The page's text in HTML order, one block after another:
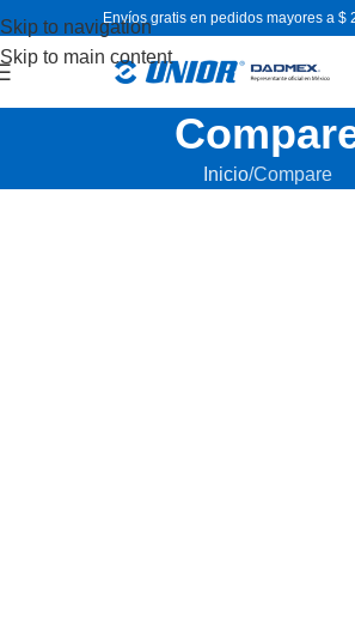
Skip to navigation
Skip to main content
Envíos gratis en pedidos mayores a $
Inicio Compare